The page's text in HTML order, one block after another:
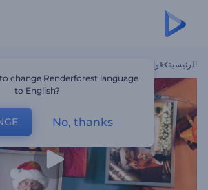
الرئيسية قوالب
change Renderforest language
to English?
No, thanks